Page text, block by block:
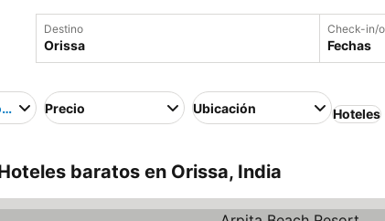
Destino Check-in/
Fechas
a mayorPrecio Ubicación Hoteles
baratos en Orissa, India